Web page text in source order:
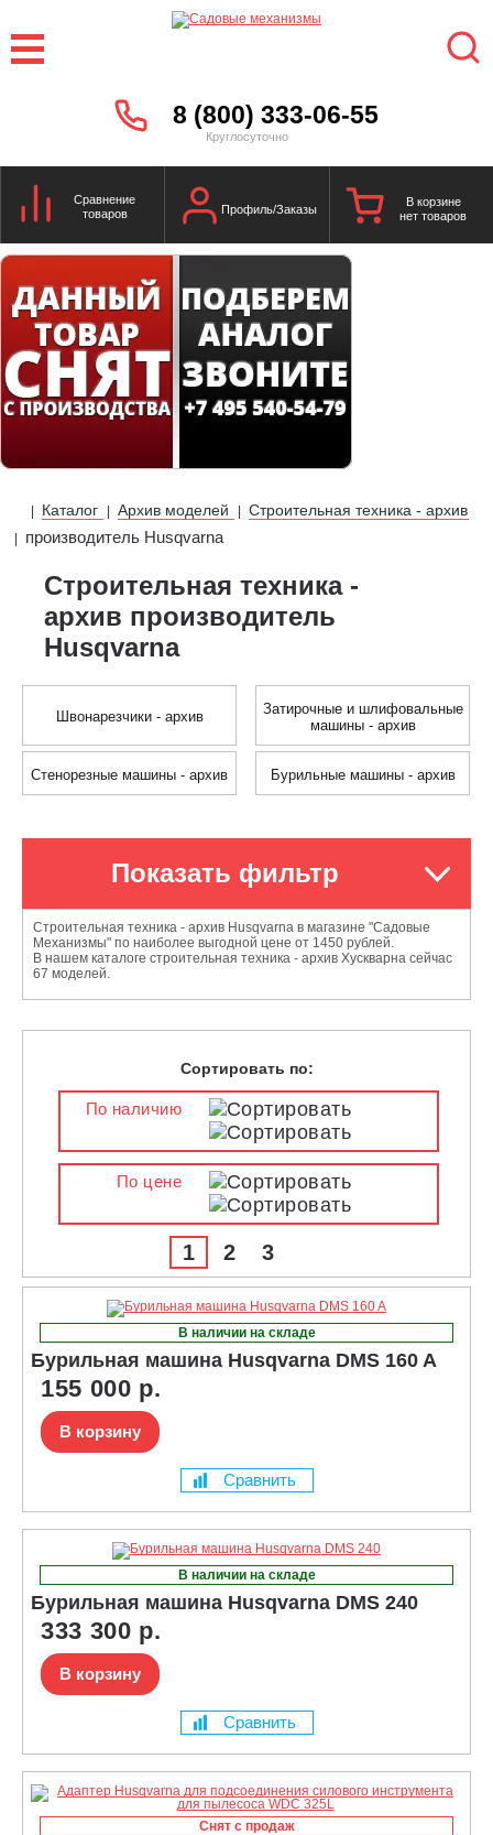
8 (800) 333-06-55
Круглосуточно
Сравнение
товаров
Профиль/Заказы
В корзине
нет товаров
| Каталог | Архив моделей | Строительная техника - архив
| производитель Husqvarna
Строительная техника -
архив производитель
Husqvarna
Швонарезчики - архив
Затирочные и шлифовальные
машины - архив
Стенорезные машины - архив Бурильные машины - архив
Показать фильтр
Строительная техника - архив Husqvarna в магазине "Садовые
Механизмы" по наиболее выгодной цене от 1450 рублей.
В нашем каталоге строительная техника - архив Хускварна сейчас
67 моделей.
Сортировать по:
По наличию
По цене
1 2 3
В наличии на складе
Бурильная машина Husqvarna DMS 160 A
155 000 р.
В корзину
Сравнить
В наличии на складе
Бурильная машина Husqvarna DMS 240
333 300 р.
В корзину
Сравнить
Снят с продаж